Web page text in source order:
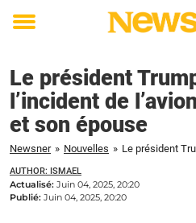
Toggle
Le président
l’incident de
et son épouse
Newsner » Nouvelles »
AUTHOR: ISMAEL
Actualisé: Juin 04, 2025, 20:20
Publié: Juin 04, 2025, 20:20